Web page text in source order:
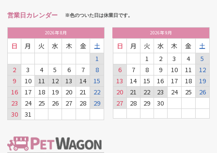
営業日カレンダー ※色のついた日は休業日です。
2026年8月
日 月 火 水 木 金
土
1
2
3 4 5 6 7
8
9
10 11 12 13 14
15
16
17 18 19 20 21
22
23
24 25 26 27 28
29
30
31
2026年9月
日 月 火 水 木 金
土
1
2 3 4
5
6
7 8 9 10 11
12
13
14 15 16 17 18
19
20
21 22 23 24 25
26
27
28 29 30